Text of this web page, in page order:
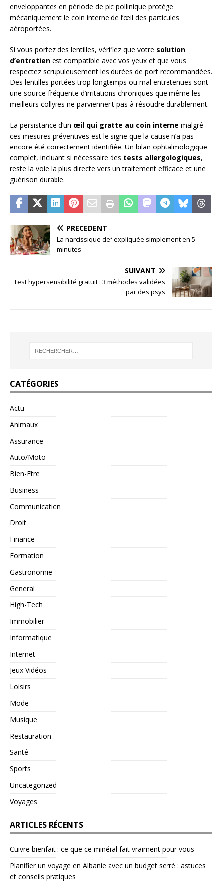
enveloppantes en période de pic pollinique protège
mécaniquement le coin interne de l’œil des particules
aéroportées.
Si vous portez des lentilles, vérifiez que votre solution
d’entretien est compatible avec vos yeux et que vous
respectez scrupuleusement les durées de port recommandées.
Des lentilles portées trop longtemps ou mal entretenues sont
une source fréquente d’irritations chroniques que même les
meilleurs collyres ne parviennent pas à résoudre durablement.
La persistance d’un œil qui gratte au coin interne malgré
ces mesures préventives est le signe que la cause n’a pas
encore été correctement identifiée. Un bilan ophtalmologique
complet, incluant si nécessaire des tests allergologiques,
reste la voie la plus directe vers un traitement efficace et une
guérison durable.
PRÉCÉDENT
La narcissique def expliquée simplement en 5
minutes
SUIVANT
Test hypersensibilité gratuit : 3 méthodes validées
par des psys
CATÉGORIES
Actu
Animaux
Assurance
Auto/Moto
Bien-Etre
Business
Communication
Droit
Finance
Formation
Gastronomie
General
High-Tech
Immobilier
Informatique
Internet
Jeux Vidéos
Loisirs
Mode
Musique
Restauration
Santé
Sports
Uncategorized
Voyages
ARTICLES RÉCENTS
Cuivre bienfait : ce que ce minéral fait vraiment pour vous
Planifier un voyage en Albanie avec un budget serré : astuces
et conseils pratiques